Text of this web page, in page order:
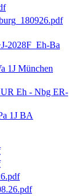
2028F_Eh-Ba
1J München
Eh - Nbg ER-
1J BA